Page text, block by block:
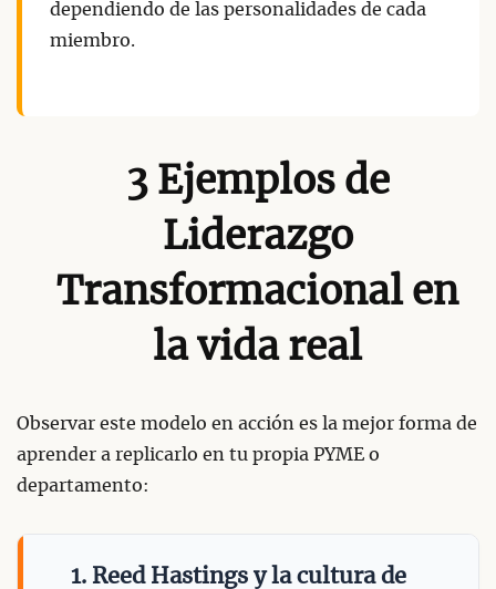
dependiendo de las personalidades de cada
miembro.
3 Ejemplos de
Liderazgo
Transformacional en
la vida real
Observar este modelo en acción es la mejor forma de
aprender a replicarlo en tu propia PYME o
departamento:
1. Reed Hastings y la cultura de